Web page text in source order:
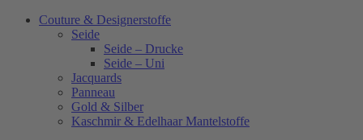
Couture & Designerstoffe
Seide
Seide – Drucke
Seide – Uni
Jacquards
Panneau
Gold & Silber
Kaschmir & Edelhaar Mantelstoffe